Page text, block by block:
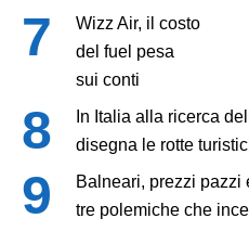
Wizz Air, il costo
del fuel pesa
sui conti
In Italia alla ricerca
disegna le rotte
Balneari, prezzi pazzi
tre polemiche che